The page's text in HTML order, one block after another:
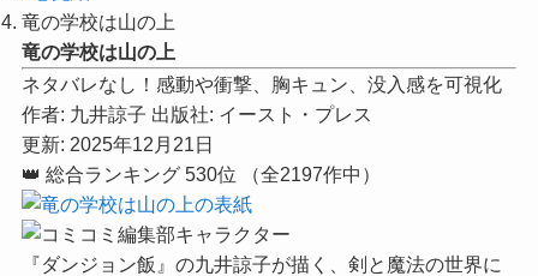
竜の学校は山の上
竜の学校は山の上
ネタバレなし！感動や衝撃、胸キュン、没入感を可視化
作者: 九井諒子 出版社: イースト・プレス
更新: 2025年12月21日
👑 総合ランキング 530位 （全2197作中）
『ダンジョン飯』の九井諒子が描く、剣と魔法の世界に